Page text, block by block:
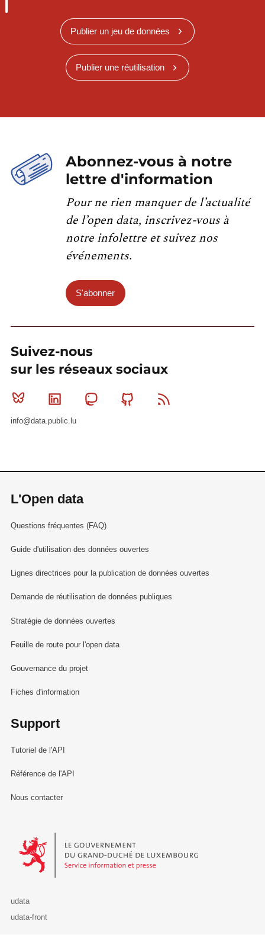
Publier un jeu de données
Publier une réutilisation
Abonnez-vous à notre
lettre d'information
Pour ne rien manquer de l’actualité
de l’open data, inscrivez-vous à
notre infolettre et suivez nos
événements.
S'abonner
Suivez-nous
sur les réseaux sociaux
Bluesky Linkedin MastodonGithub
info@data.public.lu
L'Open data
Questions fréquentes (FAQ)
Guide d'utilisation des données ouvertes
Lignes directrices pour la publication de données ouvertes
Demande de réutilisation de données publiques
Stratégie de données ouvertes
Feuille de route pour l'open data
Gouvernance du projet
Fiches d'information
Support
Tutoriel de l'API
Référence de l'API
Nous contacter
Le Gouvernement du Grand-Duché de Luxembourg - Service
udata
udata-front